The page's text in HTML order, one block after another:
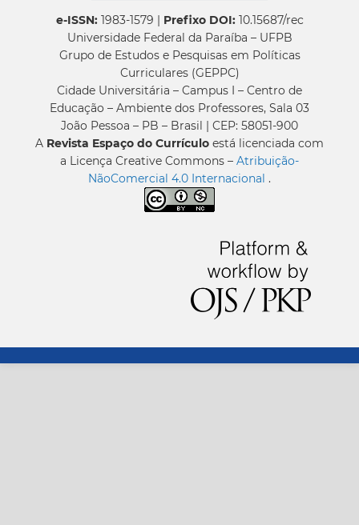
e-ISSN:1983-1579 | Prefixo DOI:10.15687/rec
Universidade Federal da Paraíba – UFPB
Grupo de Estudos e Pesquisas em Políticas
Curriculares (GEPPC)
Cidade Universitária – Campus I – Centro de
Educação – Ambiente dos Professores, Sala 03
João Pessoa – PB – Brasil | CEP: 58051-900
A Revista Espaço do Currículo está licenciada com
a Licença Creative Commons – Atribuição-
NãoComercial 4.0 Internacional .